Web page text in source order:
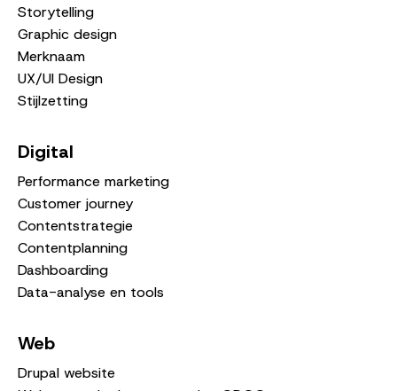
Storytelling
Graphic design
Merknaam
UX/UI Design
Stijlzetting
Digital
Performance marketing
Customer journey
Contentstrategie
Contentplanning
Dashboarding
Data-analyse en tools
Web
Drupal website